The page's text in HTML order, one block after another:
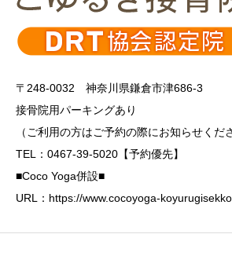
〒248-0032 神奈川県鎌倉市津686-3
接骨院用パーキングあり
（ご利用の方はご予約の際にお知らせくだ
TEL：0467-39-5020【予約優先】
■Coco Yoga併設■
URL：https://www.cocoyoga-